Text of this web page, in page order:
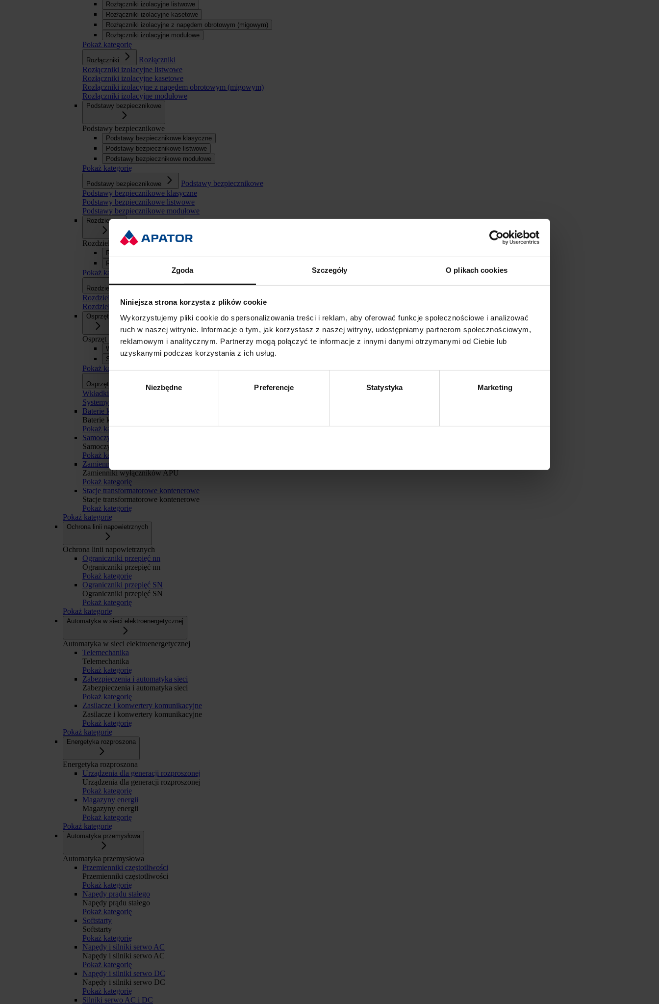
Zgoda Szczegóły O plikach cookies
Niniejsza strona korzysta z plików cookie
Wykorzystujemy pliki cookie do spersonalizowania treści i reklam, aby oferować funkcje społecznościowe i analizować
ruch w naszej witrynie. Informacje o tym, jak korzystasz z naszej witryny, udostępniamy partnerom społecznościowym,
reklamowym i analitycznym. Partnerzy mogą połączyć te informacje z innymi danymi otrzymanymi od Ciebie lub
uzyskanymi podczas korzystania z ich usług.
Wybór
zgody
Niezbędne Preferencje Statystyka Marketing
Rozłączniki izolacyjne listwowe
Rozłączniki izolacyjne kasetowe
Rozłączniki izolacyjne z napędem obrotowym (migowym)
Rozłączniki izolacyjne modułowe
Pokaż kategorię
Rozłączniki
Rozłączniki
Rozłączniki izolacyjne listwowe
Rozłączniki izolacyjne kasetowe
Rozłączniki izolacyjne z napędem obrotowym (migowym)
Rozłączniki izolacyjne modułowe
Podstawy bezpiecznikowe
Podstawy bezpiecznikowe
Podstawy bezpiecznikowe klasyczne
Podstawy bezpiecznikowe listwowe
Podstawy bezpiecznikowe modułowe
Pokaż kategorię
Podstawy bezpiecznikowe
Podstawy bezpiecznikowe
Podstawy bezpiecznikowe klasyczne
Podstawy bezpiecznikowe listwowe
Podstawy bezpiecznikowe modułowe
Rozdzielnice
Rozdzielnice
Rozdzielnice SN
Rozdzielnice nn
Pokaż kategorię
Rozdzielnice
Rozdzielnice
Rozdzielnice SN
Rozdzielnice nn
Osprzęt
Osprzęt
Wkładki bezpiecznikowe
Systemy szyn zbiorczych APASYS 60 mm
Pokaż kategorię
Osprzęt
Osprzęt
Wkładki bezpiecznikowe
Systemy szyn zbiorczych APASYS 60 mm
Baterie kondensatorów BK
Baterie kondensatorów BK
Pokaż kategorię
Samoczynne Załączanie Rezerwy SZR
Samoczynne Załączanie Rezerwy SZR
Pokaż kategorię
Zamienniki wyłączników APU
Zamienniki wyłączników APU
Pokaż kategorię
Stacje transformatorowe kontenerowe
Stacje transformatorowe kontenerowe
Pokaż kategorię
Pokaż kategorię
Ochrona linii napowietrznych
Ochrona linii napowietrznych
Ograniczniki przepięć nn
Ograniczniki przepięć nn
Pokaż kategorię
Ograniczniki przepięć SN
Ograniczniki przepięć SN
Pokaż kategorię
Pokaż kategorię
Automatyka w sieci elektroenergetycznej
Automatyka w sieci elektroenergetycznej
Telemechanika
Telemechanika
Pokaż kategorię
Zabezpieczenia i automatyka sieci
Zabezpieczenia i automatyka sieci
Pokaż kategorię
Zasilacze i konwertery komunikacyjne
Zasilacze i konwertery komunikacyjne
Pokaż kategorię
Pokaż kategorię
Energetyka rozproszona
Energetyka rozproszona
Urządzenia dla generacji rozproszonej
Urządzenia dla generacji rozproszonej
Pokaż kategorię
Magazyny energii
Magazyny energii
Pokaż kategorię
Pokaż kategorię
Automatyka przemysłowa
Automatyka przemysłowa
Przemienniki częstotliwości
Przemienniki częstotliwości
Pokaż kategorię
Napędy prądu stałego
Napędy prądu stałego
Pokaż kategorię
Softstarty
Softstarty
Pokaż kategorię
Napędy i silniki serwo AC
Napędy i silniki serwo AC
Pokaż kategorię
Napędy i silniki serwo DC
Napędy i silniki serwo DC
Pokaż kategorię
Silniki serwo AC i DC